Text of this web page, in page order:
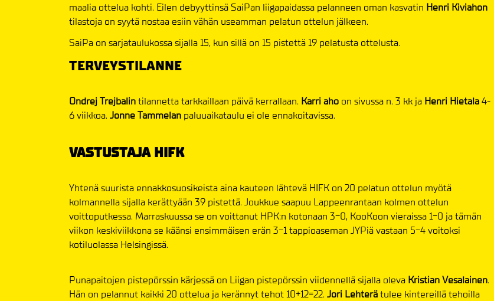
maalia ottelua kohti. Eilen debyyttinsä SaiPan liigapaidassa pelanneen oman kasvatin Henri Kiviahon
tilastoja on syytä nostaa esiin vähän useamman pelatun ottelun jälkeen.
SaiPa on sarjataulukossa sijalla 15, kun sillä on 15 pistettä 19 pelatusta ottelusta.
TERVEYSTILANNE
Ondrej Trejbalintilannetta tarkkaillaan päivä kerrallaan. Karri aho on sivussa n. 3 kk ja Henri Hietala4-
6 viikkoa. Jonne Tammelan paluuaikataulu ei ole ennakoitavissa.
VASTUSTAJA HIFK
Yhtenä suurista ennakkosuosikeista aina kauteen lähtevä HIFK on 20 pelatun ottelun myötä
kolmannella sijalla kerättyään 39 pistettä. Joukkue saapuu Lappeenrantaan kolmen ottelun
voittoputkessa. Marraskuussa se on voittanut HPK:n kotonaan 3-0, KooKoon vieraissa 1-0 ja tämän
viikon keskiviikkona se käänsi ensimmäisen erän 3-1 tappioaseman JYPiä vastaan 5-4 voitoksi
kotiluolassa Helsingissä.
Punapaitojen pistepörssin kärjessä on Liigan pistepörssin viidennellä sijalla oleva Kristian Vesalainen.
Hän on pelannut kaikki 20 ottelua ja kerännyt tehot 10+12=22. Jori Lehterätulee kintereillä tehoilla